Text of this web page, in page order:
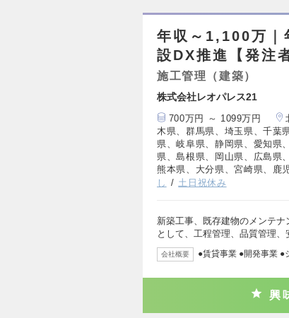
年収～1,100万｜
設DX推進【発注
施工管理（建築）
株式会社レオパレス21
700万円 ～ 1099万円
木県、群馬県、埼玉県、千葉
県、岐阜県、静岡県、愛知県
県、島根県、岡山県、広島県
熊本県、大分県、宮崎県、鹿
し
土日祝休み
新築工事、既存建物のメンテ
として、工程管理、品質管理
会社概要 ●賃貸事業 ●開発事業 ●
興